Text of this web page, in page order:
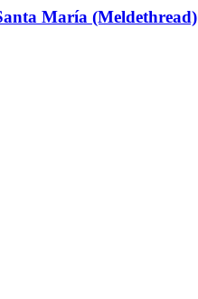
María (Meldethread)